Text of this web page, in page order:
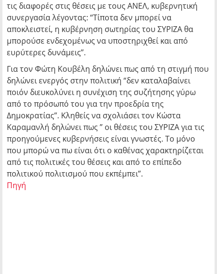
τις διαφορές στις θέσεις με τους ΑΝΕΛ, κυβερνητική
συνεργασία λέγοντας: “Τίποτα δεν μπορεί να
αποκλειστεί, η κυβέρνηση σωτηρίας του ΣΥΡΙΖΑ θα
μπορούσε ενδεχομένως να υποστηριχθεί και από
ευρύτερες δυνάμεις”.
Για τον Φώτη Κουβέλη δηλώνει πως από τη στιγμή που
δηλώνει ενεργός στην πολιτική “δεν καταλαβαίνει
ποιόν διευκολύνει η συνέχιση της συζήτησης γύρω
από το πρόσωπό του για την προεδρία της
Δημοκρατίας”. Κληθείς να σχολιάσει τον Κώστα
Καραμανλή δηλώνει πως ” οι θέσεις του ΣΥΡΙΖΑ για τις
προηγούμενες κυβερνήσεις είναι γνωστές. Το μόνο
που μπορώ να πω είναι ότι ο καθένας χαρακτηρίζεται
από τις πολιτικές του θέσεις και από το επίπεδο
πολιτικού πολιτισμού που εκπέμπει”.
Πηγή